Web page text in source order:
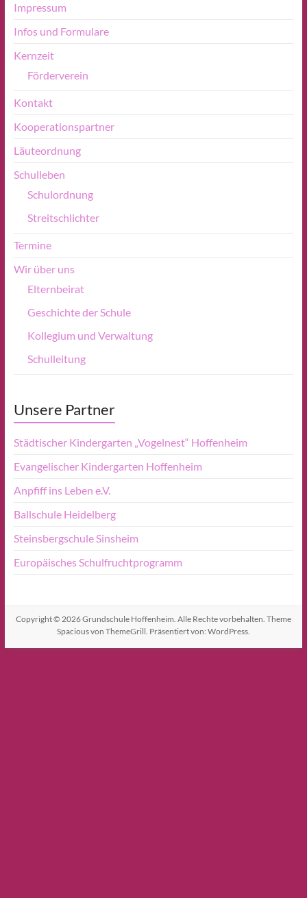
Impressum
Infos und Formulare
Kernzeit
Förderverein
Kontakt
Kooperationspartner
Läuteordnung
Schulleben
Schulordnung
Streitschlichter
Termine
Wir über uns
Elternbeirat
Geschichte der Schule
Kollegium und Verwaltung
Schulleitung
Unsere Partner
Städtischer Kindergarten „Vogelnest“ Hoffenheim
Evangelischer Kindergarten Hoffenheim
Anpfiff ins Leben e.V.
Ballschule Heidelberg
Steinsbergschule Sinsheim
Europäisches Schulfruchtprogramm
Copyright © 2026Grundschule Hoffenheim. Alle Rechte vorbehalten. Theme
Spaciousvon ThemeGrill. Präsentiert von: WordPress.